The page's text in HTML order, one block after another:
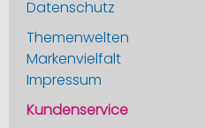
Datenschutz
Themenwelten
Markenvielfalt
Impressum
Kundenservice